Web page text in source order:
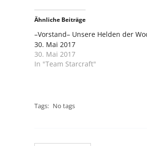
Ähnliche Beiträge
–Vorstand– Unsere Helden der
30. Mai 2017
30. Mai 2017
In "Team Starcraft"
Tags: No tags